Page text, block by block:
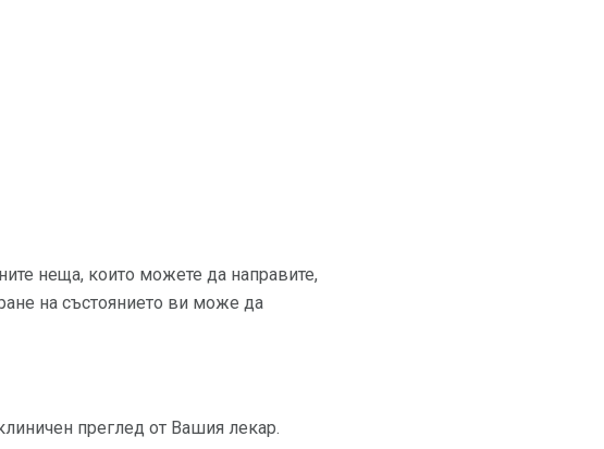
неща, които можете да направите,
на състоянието ви може да
преглед от Вашия лекар.